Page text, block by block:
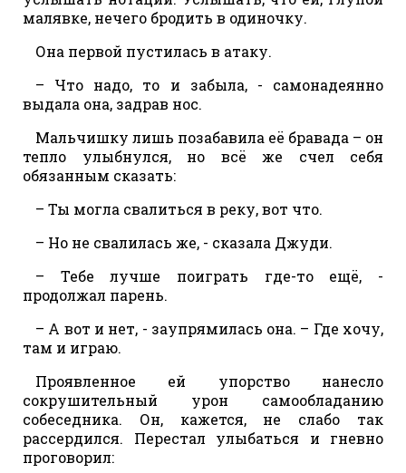
малявке, нечего бродить в одиночку.
Она первой пустилась в атаку.
– Что надо, то и забыла, - самонадеянно
выдала она, задрав нос.
Мальчишку лишь позабавила её бравада – он
тепло улыбнулся, но всё же счел себя
обязанным сказать:
– Ты могла свалиться в реку, вот что.
– Но не свалилась же, - сказала Джуди.
– Тебе лучше поиграть где-то ещё, -
продолжал парень.
– А вот и нет, - заупрямилась она. – Где хочу,
там и играю.
Проявленное ей упорство нанесло
сокрушительный урон самообладанию
собеседника. Он, кажется, не слабо так
рассердился. Перестал улыбаться и гневно
проговорил: